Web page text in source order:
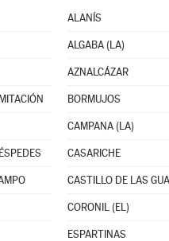
ALANÍS
ALGABA (LA)
AZNALCÁZAR
BORMUJOS
CAMPANA (LA)
CASARICHE
CORONIL (EL)
ESPARTINAS